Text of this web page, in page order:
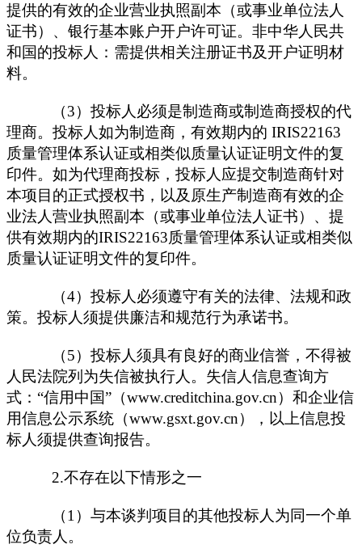
提供的有效的企业营业执照副本（或事业单位法人
证书）、银行基本账户开户许可证。非中华人民共
和国的投标人：需提供相关注册证书及开户证明材
料。
（3）投标人必须是制造商或制造商授权的代
理商。投标人如为制造商，有效期内的 IRIS22163
质量管理体系认证或相类似质量认证证明文件的复
印件。如为代理商投标，投标人应提交制造商针对
本项目的正式授权书，以及原生产制造商有效的企
业法人营业执照副本（或事业单位法人证书）、提
供有效期内的IRIS22163质量管理体系认证或相类似
质量认证证明文件的复印件。
（4）投标人必须遵守有关的法律、法规和政
策。投标人须提供廉洁和规范行为承诺书。
（5）投标人须具有良好的商业信誉，不得被
人民法院列为失信被执行人。失信人信息查询方
式： “信用中国”（www.creditchina.gov.cn）和企业信
用信息公示系统（www.gsxt.gov.cn），以上信息投
标人须提供查询报告。
2.不存在以下情形之一
（1）与本谈判项目的其他投标人为同一个单
位负责人。